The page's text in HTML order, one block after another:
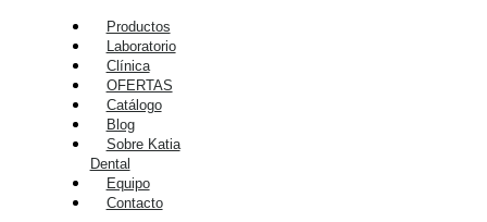
Productos
Laboratorio
Clínica
OFERTAS
Catálogo
Blog
Sobre Katia
Dental
Equipo
Contacto